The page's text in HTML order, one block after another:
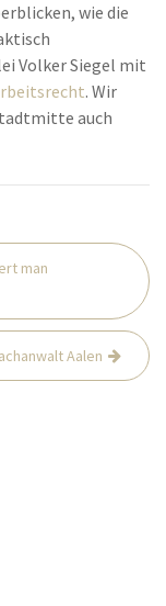
wie die
Volker Siegel mit
. Wir
auch
man
Aalen